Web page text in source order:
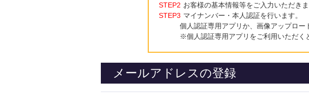
STEP2 お客様の基本情報等をご入力いただきま
STEP3 マイナンバー・本人認証を行います。
個人認証専用アプリか、画像アップロー
※個人認証専用アプリをご利用いただく
メールアドレスの登録